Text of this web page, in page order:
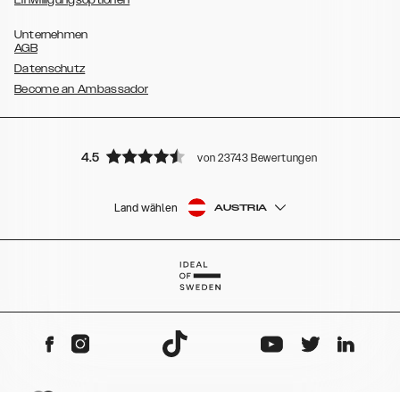
Unternehmen
AGB
Datenschutz
Become an Ambassador
4.5 von 23743 Bewertungen
Land wählen AUSTRIA